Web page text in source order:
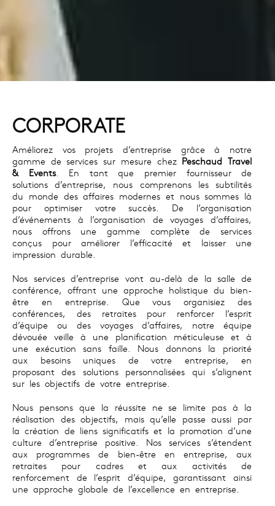
CORPORATE
Améliorez vos projets d’entreprise grâce à notre
gamme de services sur mesure chez Peschaud Travel
& Events. En tant que premier fournisseur de
solutions d’entreprise, nous comprenons les subtilités
du monde des affaires modernes et nous sommes là
pour optimiser votre succès. De l’organisation
d’événements à l’organisation de voyages d’affaires,
nous offrons une gamme complète de services
conçus pour améliorer l’efficacité et laisser une
impression durable.
Nos services d’entreprise vont au-delà de la salle de
conférence, offrant une approche holistique du bien-
être en entreprise. Que vous organisiez des
conférences, des retraites pour renforcer l’esprit
d’équipe ou des voyages d’affaires, notre équipe
dévouée veille à une planification méticuleuse et à
une exécution sans faille. Nous donnons la priorité
aux besoins uniques de votre entreprise, en
proposant des solutions personnalisées qui s’alignent
sur les objectifs de votre entreprise.
Nous pensons que la réussite ne se limite pas à la
réalisation des objectifs, mais qu’elle passe aussi par
la création de liens significatifs et la promotion d’une
culture d’entreprise positive. Nos services s’étendent
aux programmes de bien-être en entreprise, aux
retraites pour cadres et aux activités de
renforcement de l’esprit d’équipe, garantissant ainsi
une approche globale de l’excellence en entreprise.